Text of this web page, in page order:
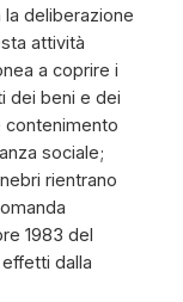
deliberazione
attività
a coprire i
dei beni e dei
contenimento
sociale;
rientrano
1983 del
dalla